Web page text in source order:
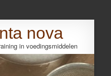
nova
in voedingsmiddelen